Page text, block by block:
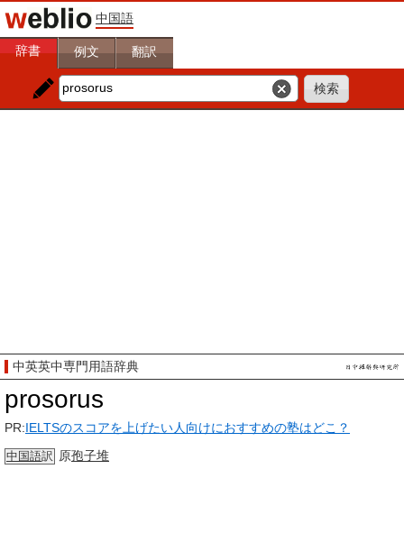
中国語
辞書 例文 翻訳
中英英中専門用語辞典
prosorus
PR:IELTSのスコアを上げたい人向けにおすすめの塾はどこ？
中国語訳 原孢子堆